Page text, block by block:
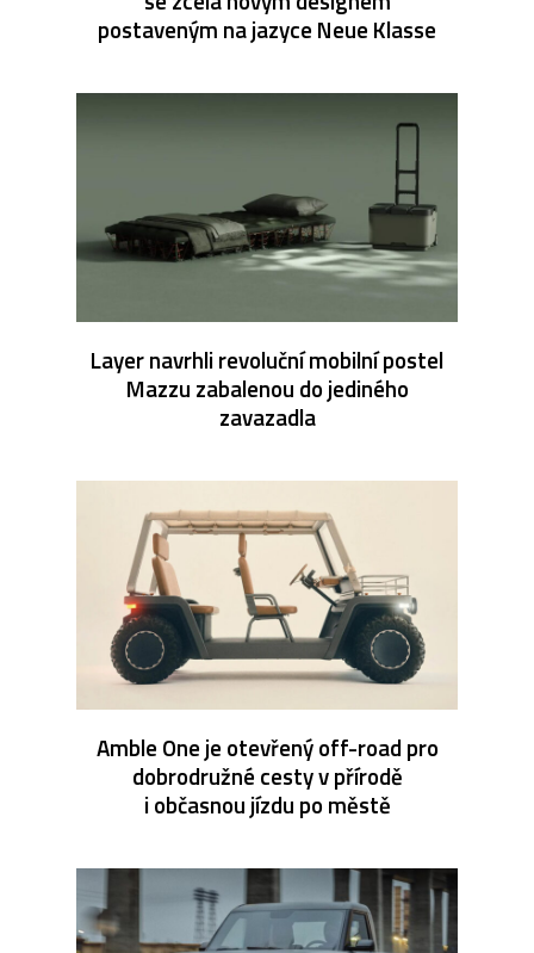
postaveným na jazyce Neue Klasse
Layer navrhli revoluční mobilní postel
Mazzu zabalenou do jediného
zavazadla
Amble One je otevřený off-road pro
dobrodružné cesty v přírodě
i občasnou jízdu po městě